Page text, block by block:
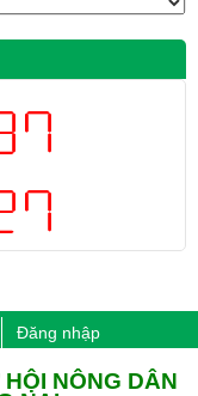
Đăng nhập
NÔNG DÂN